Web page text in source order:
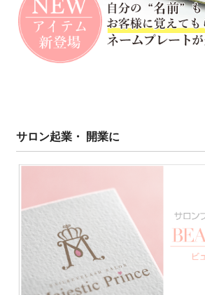
サロン起業・ 開業に